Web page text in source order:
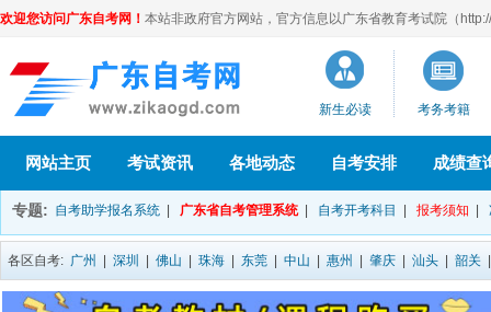
欢迎您访问广东自考网！ 本站非政府官方网站，官方信息以广东省教育考试院（
新生必读 考务考籍
网站主页 考试资讯 各地动态 自考安排 成绩查
专题: 自考助学报名系统 广东省自考管理系统 自考开考科目 报考须知
各区自考: 广州 深圳 佛山 珠海 东莞 中山 惠州 肇庆 汕头 韶关